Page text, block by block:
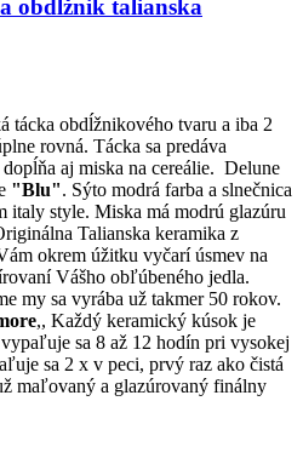
obdĺžnik talianska
tácka obdĺžnikového tvaru a iba 2
rovná. Tácka sa predáva
aj miska na cereálie. Delune
"Blu". Sýto modrá farba a slnečnica
italy style. Miska má modrú glazúru
Talianska keramika z
okrem úžitku vyčarí úsmev na
Vášho obľúbeného jedla.
my sa vyrába už takmer 50 rokov.
,, Každý keramický kúsok je
sa 8 až 12 hodín pri vysokej
sa 2 x v peci, prvý raz ako čistá
maľovaný a glazúrovaný finálny